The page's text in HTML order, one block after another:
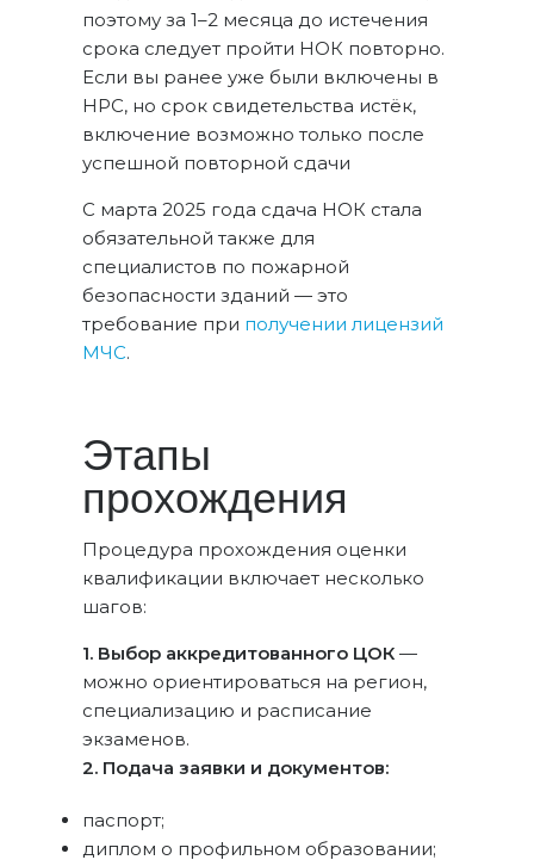
поэтому за 1–2 месяца до истечения
срока следует пройти НОК повторно.
Если вы ранее уже были включены в
НРС, но срок свидетельства истёк,
включение возможно только после
успешной повторной сдачи
С марта 2025 года сдача НОК стала
обязательной также для
специалистов по пожарной
безопасности зданий — это
требование при получении лицензий
МЧС.
Этапы
прохождения
Процедура прохождения оценки
квалификации включает несколько
шагов:
1. Выбор аккредитованного ЦОК—
можно ориентироваться на регион,
специализацию и расписание
экзаменов.
2. Подача заявки и документов:
паспорт;
диплом о профильном образовании;